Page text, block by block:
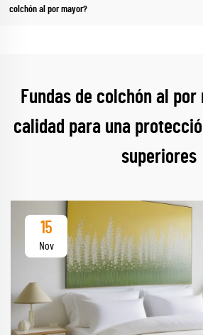
colchón al por mayor?
Fundas de colchón al
calidad para una
superiores
15
Nov